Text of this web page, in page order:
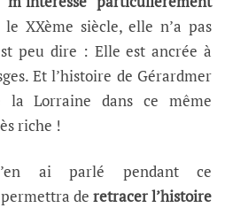
XXème siècle, elle n’a pas
peu dire : Elle est ancrée à
Et l’histoire de Gérardmer
Lorraine dans ce même
riche !
ai parlé pendant ce
de retracer l’histoire